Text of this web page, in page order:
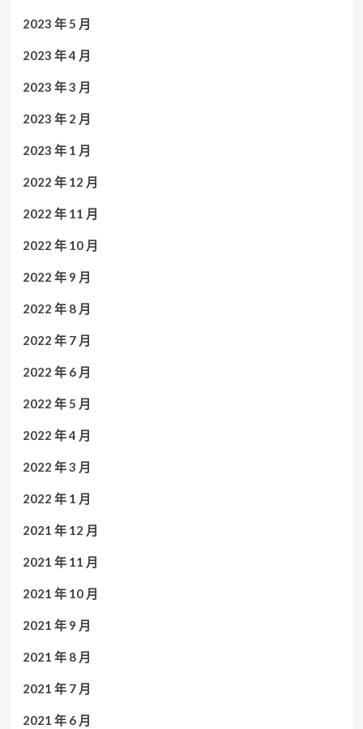
2023 年 5 月
2023 年 4 月
2023 年 3 月
2023 年 2 月
2023 年 1 月
2022 年 12 月
2022 年 11 月
2022 年 10 月
2022 年 9 月
2022 年 8 月
2022 年 7 月
2022 年 6 月
2022 年 5 月
2022 年 4 月
2022 年 3 月
2022 年 1 月
2021 年 12 月
2021 年 11 月
2021 年 10 月
2021 年 9 月
2021 年 8 月
2021 年 7 月
2021 年 6 月